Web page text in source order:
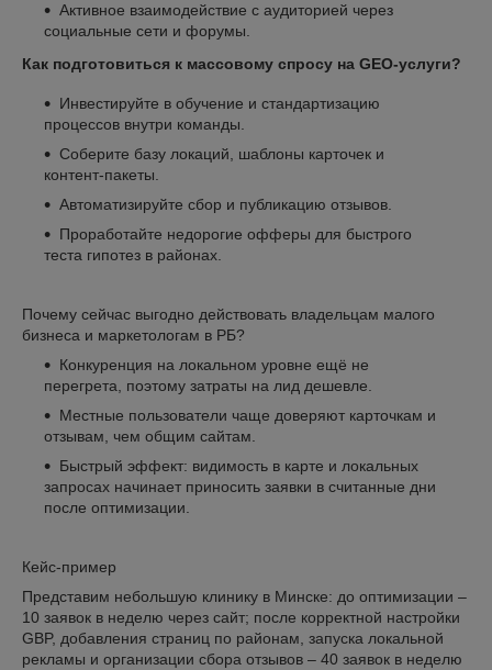
Активное взаимодействие с аудиторией через
социальные сети и форумы.
Как подготовиться к массовому спросу на GEO‑услуги?
Инвестируйте в обучение и стандартизацию
процессов внутри команды.
Соберите базу локаций, шаблоны карточек и
контент‑пакеты.
Автоматизируйте сбор и публикацию отзывов.
Проработайте недорогие офферы для быстрого
теста гипотез в районах.
Почему сейчас выгодно действовать владельцам малого
бизнеса и маркетологам в РБ?
Конкуренция на локальном уровне ещё не
перегрета, поэтому затраты на лид дешевле.
Местные пользователи чаще доверяют карточкам и
отзывам, чем общим сайтам.
Быстрый эффект: видимость в карте и локальных
запросах начинает приносить заявки в считанные дни
после оптимизации.
Кейс‑пример
Представим небольшую клинику в Минске: до оптимизации –
10 заявок в неделю через сайт; после корректной настройки
GBP, добавления страниц по районам, запуска локальной
рекламы и организации сбора отзывов – 40 заявок в неделю